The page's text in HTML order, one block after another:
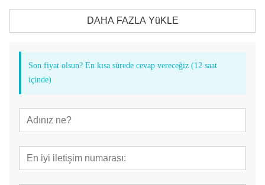
DAHA FAZLA YüKLE
Son fiyat olsun? En kısa sürede cevap vereceğiz (12 saat
içinde)